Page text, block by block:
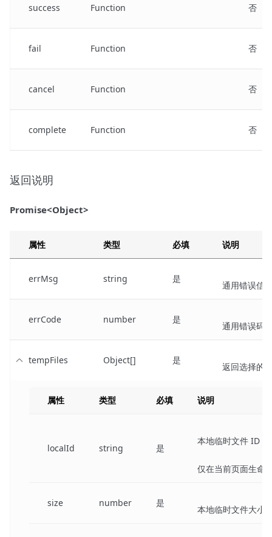
success Function 否
fail Function 否
cancel Function 否
complete Function 否
返回说明
Promise<Object>
属性 类型 必填 说明
errMsg string 是
通用错误信
errCode number 是
通用错误码
tempFiles Object[] 是
返回选择的
属性 类型 必填 说明
localId string 是
本地临时文件 ID
仅在当前页面生命
size number 是
本地临时文件大小